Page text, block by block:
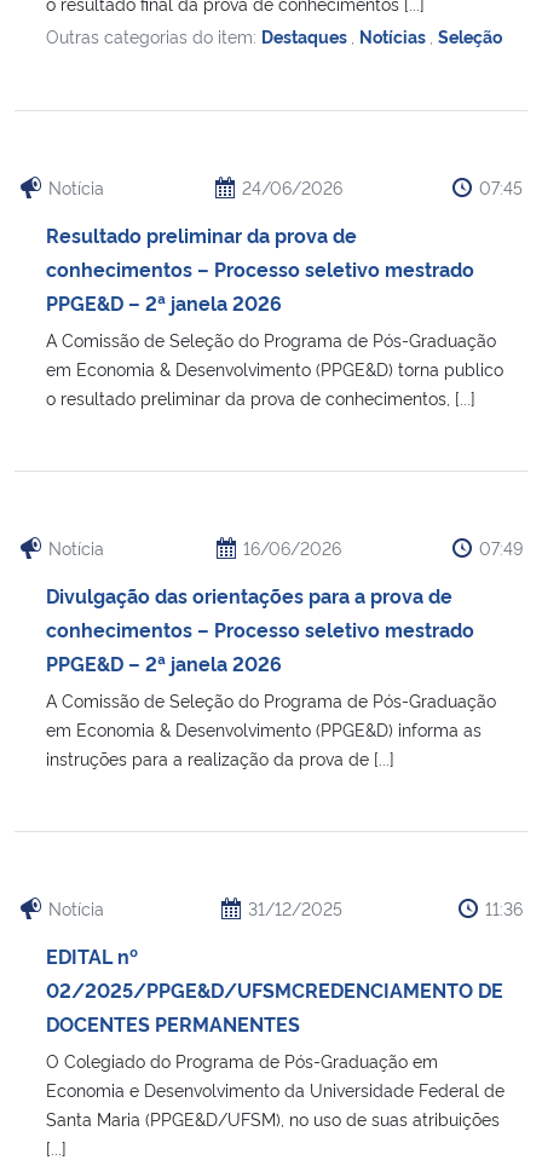
Outras categorias do item: Destaques Notícias Seleção
Notícia 24/06/2026 07:45
Resultado preliminar da prova de
conhecimentos – Processo seletivo mestrado
PPGE&D – 2ª janela 2026
A Comissão de Seleção do Programa de Pós-Graduação
em Economia & Desenvolvimento (PPGE&D) torna publico
o resultado preliminar da prova de conhecimentos, [...]
Notícia 16/06/2026 07:49
Divulgação das orientações para a prova de
conhecimentos – Processo seletivo mestrado
PPGE&D – 2ª janela 2026
A Comissão de Seleção do Programa de Pós-Graduação
em Economia & Desenvolvimento (PPGE&D) informa as
instruções para a realização da prova de [...]
Notícia 31/12/2025 11:36
EDITAL nº
02/2025/PPGE&D/UFSMCREDENCIAMENTO DE
DOCENTES PERMANENTES
O Colegiado do Programa de Pós-Graduação em
Economia e Desenvolvimento da Universidade Federal de
Santa Maria (PPGE&D/UFSM), no uso de suas atribuições
[...]